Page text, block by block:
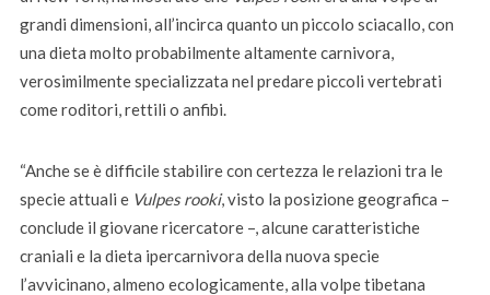
grandi dimensioni, all’incirca quanto un piccolo sciacallo, con
una dieta molto probabilmente altamente carnivora,
verosimilmente specializzata nel predare piccoli vertebrati
come roditori, rettili o anfibi.
“Anche se è difficile stabilire con certezza le relazioni tra le
specie attuali e Vulpes rooki, visto la posizione geografica –
conclude il giovane ricercatore –, alcune caratteristiche
craniali e la dieta ipercarnivora della nuova specie
l’avvicinano, almeno ecologicamente, alla volpe tibetana